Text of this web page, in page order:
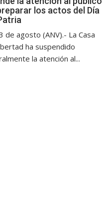
los actos del Día
de agosto (ANV).- La Casa
ha suspendido
la atención al...